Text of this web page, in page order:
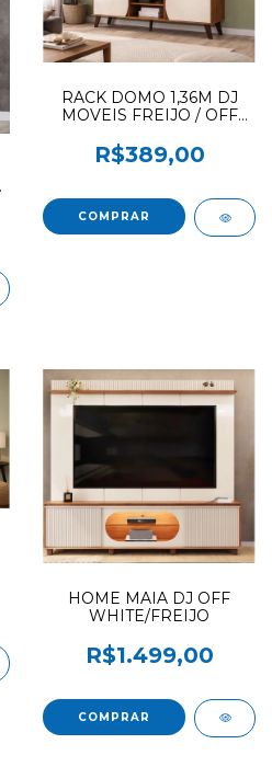
RACK DOMO 1,36M DJ
MOVEIS FREIJO / OFF
R$389,00
HOME MAIA DJ OFF
WHITE/FREIJO
R$1.499,00